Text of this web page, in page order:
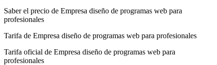
Saber el precio de Empresa diseño de programas web para
profesionales
Tarifa de Empresa diseño de programas web para profesionales
Tarifa oficial de Empresa diseño de programas web para
profesionales